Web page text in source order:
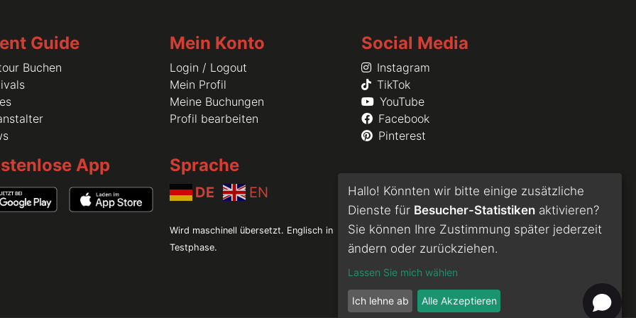
59,00 €
10.10.2026 ca. 18:00 Uhr
49,00 €
10.10.2026 ca. 19:30 Uhr
59,00 €
10.10.2026 ca. 18:00 Uhr
49,00 €
59,00 €
Guide
Buchen
Mein Konto
Login / Logout
Mein Profil
Meine Buchungen
Profil bearbeiten
Social Media
Instagram
TikTok
YouTube
Facebook
Pinterest
App Sprache
DE EN
Wird maschinell übersetzt. Englisch in
Testphase.
Hallo! Könnten wir bitte einige zusätzliche
Dienste für Besucher-Statistiken aktivieren?
Sie können Ihre Zustimmung später jederzeit
ändern oder zurückziehen.
Lassen Sie mich wählen
Ich lehne ab Alle Akzeptieren